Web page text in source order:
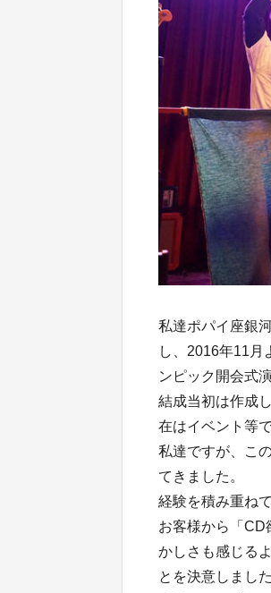
私達ポパイ座銀
し、2016年11月
ンピック開会式
結成当初は作成
在はイベント等
私達ですが、こ
てきました。
経験を積み重ね
お客様から「CD
かしさも感じる
とを決意しました